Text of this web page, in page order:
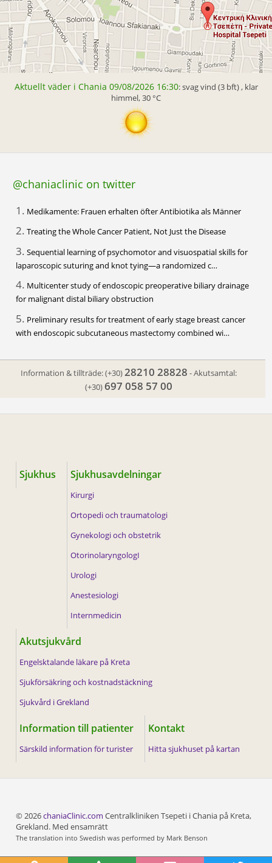
Aktuellt väder i Chania 09/08/2026 16:30: svag vind (3 bft) , klar
himmel, 30 °C
@chaniaclinic on twitter
1. Medikamente: Frauen erhalten öfter Antibiotika als Männer
2. Treating the Whole Cancer Patient, Not Just the Disease
3. Sequential learning of psychomotor and visuospatial skills for
laparoscopic suturing and knot tying—a randomized c…
4. Multicenter study of endoscopic preoperative biliary drainage
for malignant distal biliary obstruction
5. Preliminary results for treatment of early stage breast cancer
with endoscopic subcutaneous mastectomy combined wi…
Information & tillträde:(+30)28210 28828 - Akutsamtal:
(+30)697 058 57 00
Sjukhus Sjukhusavdelningar
Kirurgi
Ortopedi och traumatologi
Gynekologi och obstetrik
OtorinolaryngologI
Urologi
Anestesiologi
Internmedicin
Akutsjukvård
Engelsktalande läkare på Kreta
Sjukförsäkring och kostnadstäckning
Sjukvård i Grekland
Information till patienter
Särskild information för turister
Kontakt
Hitta sjukhuset på kartan
© 2026chaniaClinic.com Centralkliniken Tsepeti i Chania på Kreta,
Grekland. Med ensamrätt
The translation into Swedish was performed by Mark Benson